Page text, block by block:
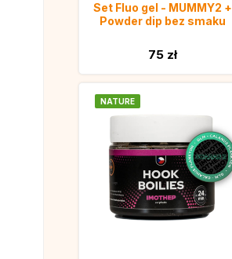
Set Fluo gel - MUMMY2 +
Powder dip bez smaku
75 zł
NATURE